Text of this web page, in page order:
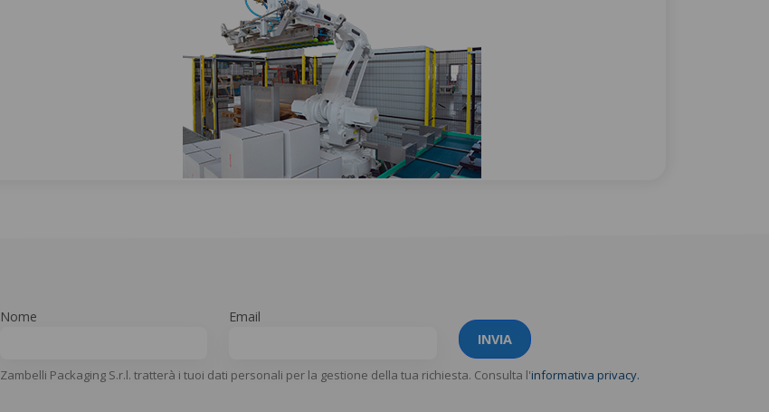
Nome
Email
INVIA
Zambelli Packaging S.r.l. tratterà i tuoi dati personali per la gestione della tua richiesta. Consulta l'informativa privacy.